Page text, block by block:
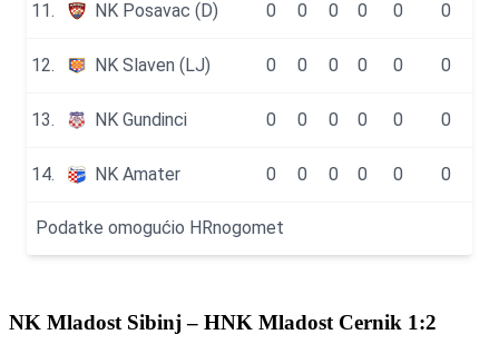
NK Mladost Sibinj – HNK Mladost Cernik 1:2